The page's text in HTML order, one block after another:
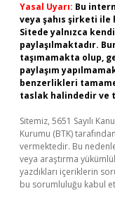
Yasal Uyarı: Bu
veya şahıs şirketi ile
Sitede yalnızca
paylaşılmaktadır.
taşımamakta olup,
paylaşım
benzerlikleri
taslak halindedir ve
Sitemiz, 5651 Sayılı
Kurumu (BTK)
vermektedir. Bu
veya araştırma
yazdıkları içeriklerin
bu sorumluluğu kabul